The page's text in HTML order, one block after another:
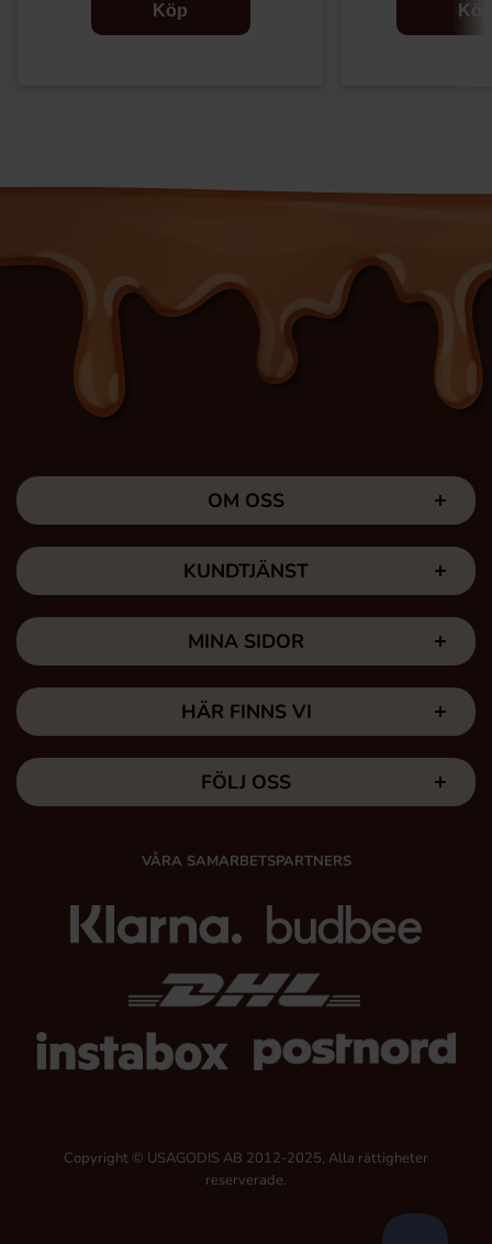
Köp Köp
OM OSS
KUNDTJÄNST
MINA SIDOR
HÄR FINNS VI
FÖLJ OSS
VÅRA SAMARBETSPARTNERS
Copyright © USAGODIS AB 2012-2025, Alla rättigheter
reserverade.